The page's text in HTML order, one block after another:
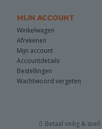
MIJN ACCOUNT
Winkelwagen
Afrekenen
Mijn account
Accountdetails
Bestellingen
Wachtwoord vergeten
Betaal veilig & snel!